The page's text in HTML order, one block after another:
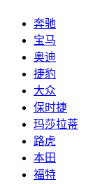
奔驰
宝马
奥迪
捷豹
大众
保时捷
玛莎拉蒂
路虎
本田
福特